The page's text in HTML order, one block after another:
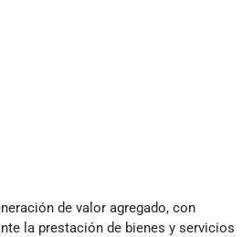
de valor agregado, con
la prestación de bienes y servicios